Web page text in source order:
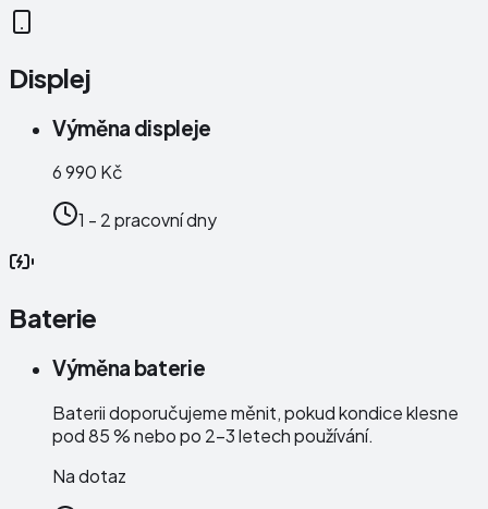
Displej
Výměna displeje
6 990 Kč
1 - 2 pracovní dny
Baterie
Výměna baterie
Baterii doporučujeme měnit, pokud kondice klesne
pod 85 % nebo po 2–3 letech používání.
Na dotaz